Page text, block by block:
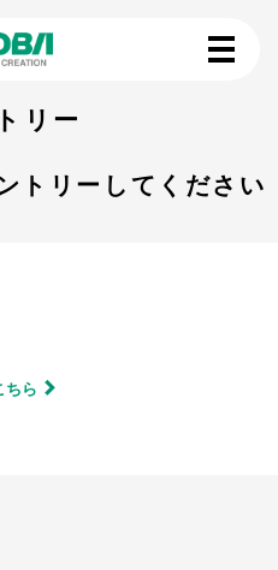
リー
トリーしてください
ちら